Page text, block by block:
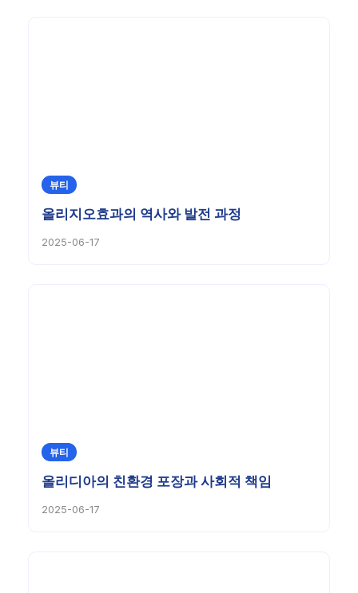
뷰티
올리지오효과의 역사와 발전 과정
2025-06-17
뷰티
올리디아의 친환경 포장과 사회적 책임
2025-06-17